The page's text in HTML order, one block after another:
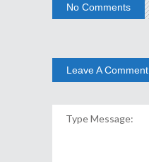
No Comments
Leave A Comment